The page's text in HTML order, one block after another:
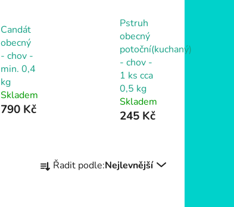
Candát
obecný
- chov -
min. 0,4
kg
Skladem
790 Kč
Pstruh
obecný
potoční(kuchaný)
- chov -
1 ks cca
0,5 kg
Skladem
245 Kč
a Řadit podle:Nejlevnější